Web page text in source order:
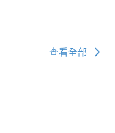
查看全部